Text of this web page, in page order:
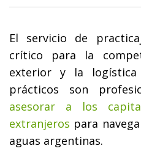
El servicio de
crítico para la
exterior y la logística
prácticos son
asesorar a los
extranjeros para
aguas argentinas.